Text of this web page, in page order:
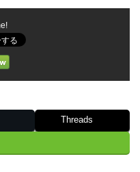
Threads